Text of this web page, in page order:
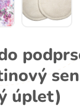
sen
úplet)